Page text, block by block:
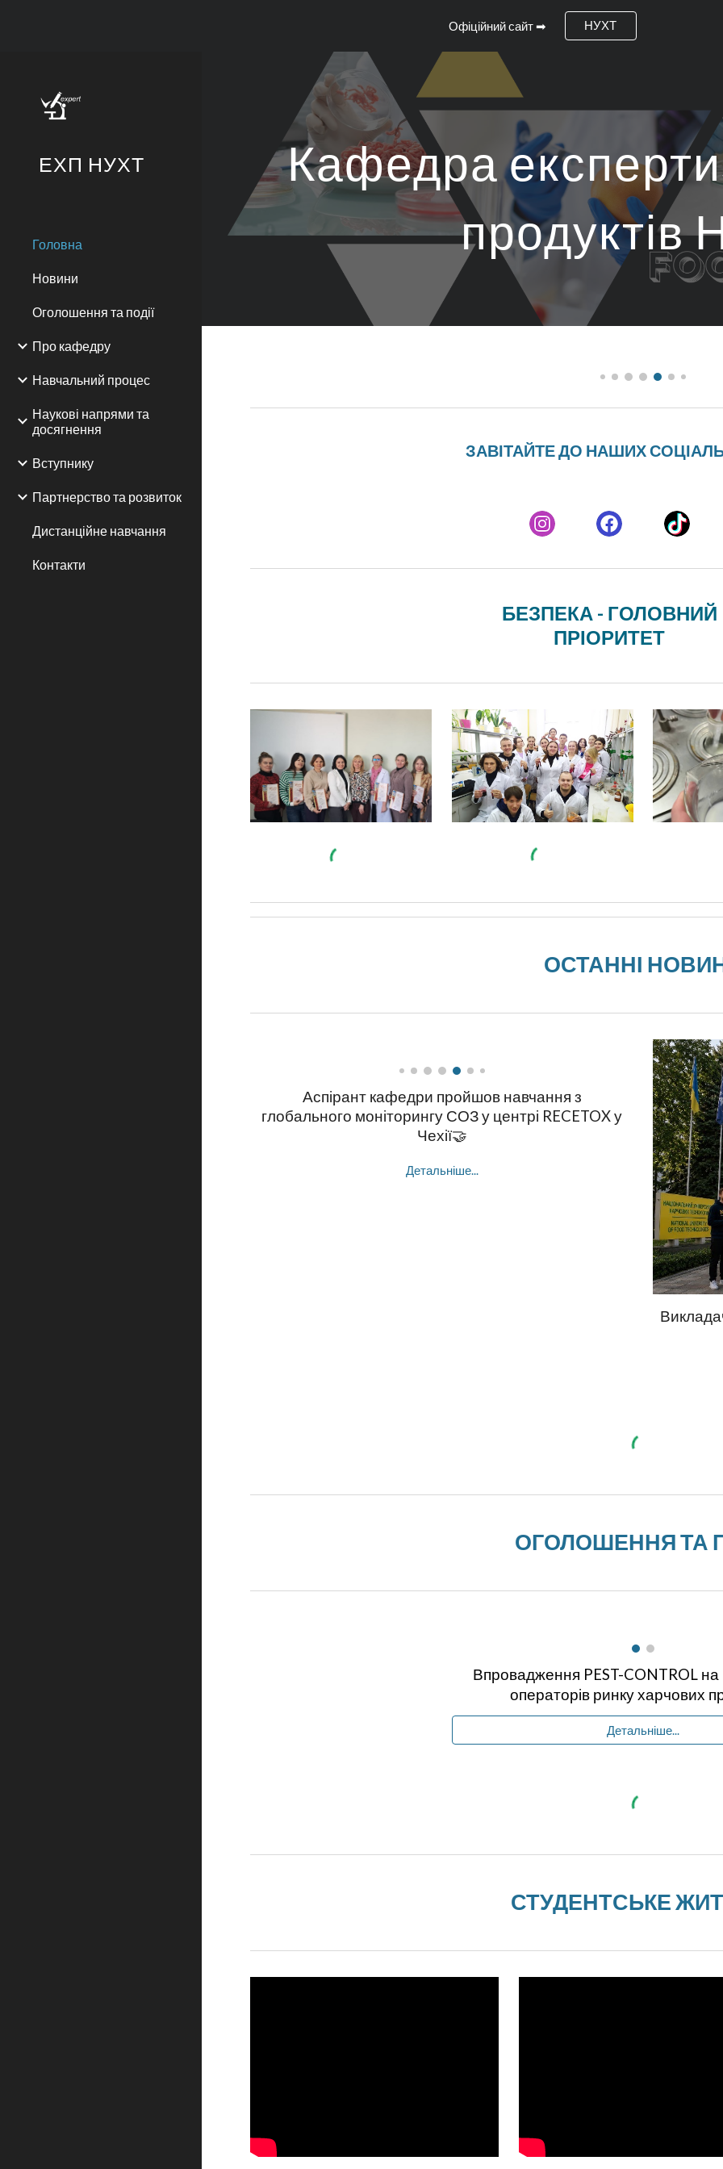
Skip to main contentОфіційний сайт ➡ НУХТ
ЕХП НУХТ
Головна
Новини
Оголошення та події
Про кафедру
Навчальний процес
Наукові напрями та
досягнення
Вступнику
Партнерство та розвиток
Дистанційне навчання
Контакти
Кафедра
продуктів
ЗАВІТАЙТЕ ДО НАШИХ
БЕЗПЕКА - ГОЛОВНИЙ
ПРІОРИТЕТ
ОСТАННІ
Аспірант кафедри пройшов навчання з
глобального моніторингу СОЗ у центрі RECETOX у
Чехії🤝
Детальніше...
ОГОЛОШЕННЯ ТА
Впровадження PEST-CONTROL на
операторів ринку харчових
Детальніше...
СТУДЕНТСЬКЕ